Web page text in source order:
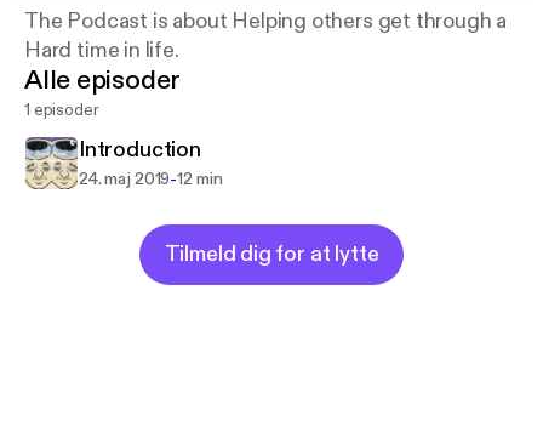
The Podcast is about Helping others get through a
Hard time in life.
Alle episoder
1 episoder
Introduction
24. maj 2019-12 min
Tilmeld dig for at lytte